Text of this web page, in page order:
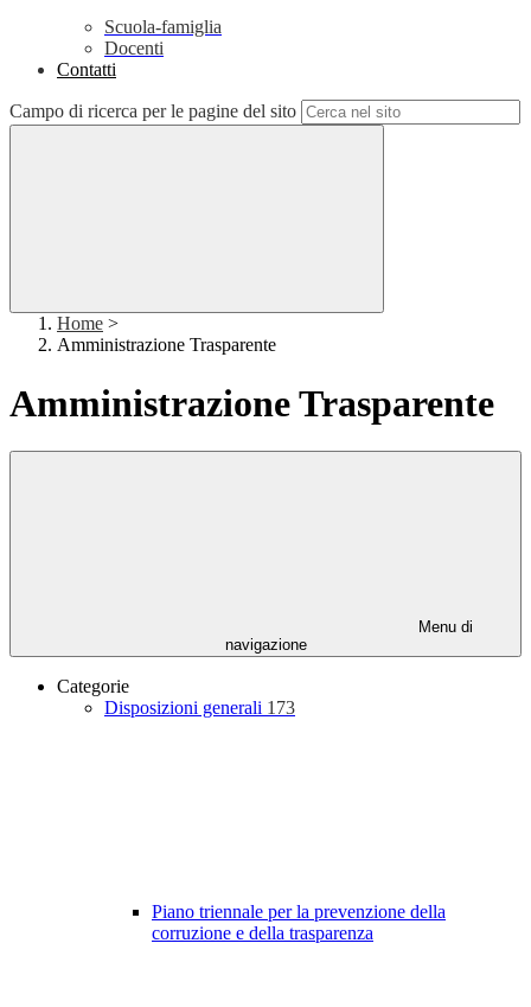
Scuola-famiglia
Docenti
Contatti
Campo di ricerca per le pagine del sito
Home >
Amministrazione Trasparente
Amministrazione Trasparente
Menu di
navigazione
Categorie
Disposizioni generali 173
Piano triennale per la prevenzione della
corruzione e della trasparenza